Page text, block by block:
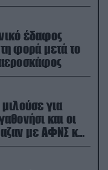
έδαφος
φορά μετά το
για
και οι
με ΑΦΝΣ και